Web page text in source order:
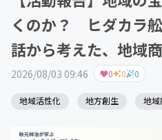
くのか？ ヒダカラ
話から考えた、地域
2026/08/03 09:46 0 0 0
地域活性化 地方創生 地域